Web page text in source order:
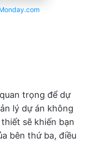
trọng để dự
lý dự án không
sẽ khiến bạn
bên thứ ba, điều